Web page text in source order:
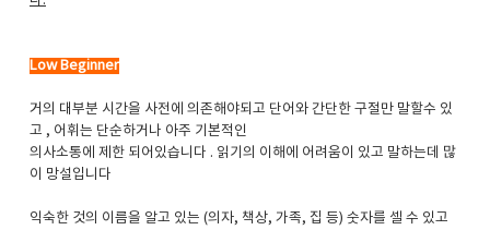
Low Beginner
거의 대부분 시간을 사전에 의존해야되고 단어와 간단한 구절만 말할수 있
고 , 어휘는 단순하거나 아주 기본적인
의사소통에 제한 되어있습니다 . 읽기의 이해에 어려움이 있고 말하는데 많
이 망설입니다
익숙한 것의 이름을 알고 있는 (의자, 책상, 가족, 집 등) 숫자를 셀 수 있고